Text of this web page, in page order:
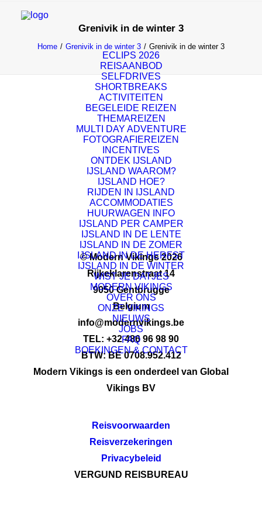
ECLIPS 2026
REISAANBOD
SELFDRIVES
SHORTBREAKS
ACTIVITEITEN
BEGELEIDE REIZEN
THEMAREIZEN
MULTI DAY ADVENTURE
FOTOGRAFIEREIZEN
INCENTIVES
ONTDEK IJSLAND
IJSLAND WAAROM?
IJSLAND HOE?
RIJDEN IN IJSLAND
ACCOMMODATIES
HUURWAGEN INFO
IJSLAND PER CAMPER
IJSLAND IN DE LENTE
IJSLAND IN DE ZOMER
IJSLAND IN DE HERFST
IJSLAND IN DE WINTER
WIST JE DATJES
MODERN VIKINGS
OVER ONS
ONZE VIKINGS
NIEUWS
JOBS
FAQ
BOEKINGEN & CONTACT
Grenivik in de winter 3
Home Grenivik in de winter 3 Grenivik in de winter 3
© Modern Vikings 2026
Rijkeklarenstraat 14
9050 Gentbrugge
Belgium
info@modernvikings.be
TEL: +32 486 96 98 90
BTW: BE 0708.952.412
Modern Vikings is een onderdeel van Global
Vikings BV
Reisvoorwaarden
Reisverzekeringen
Privacybeleid
VERGUND REISBUREAU